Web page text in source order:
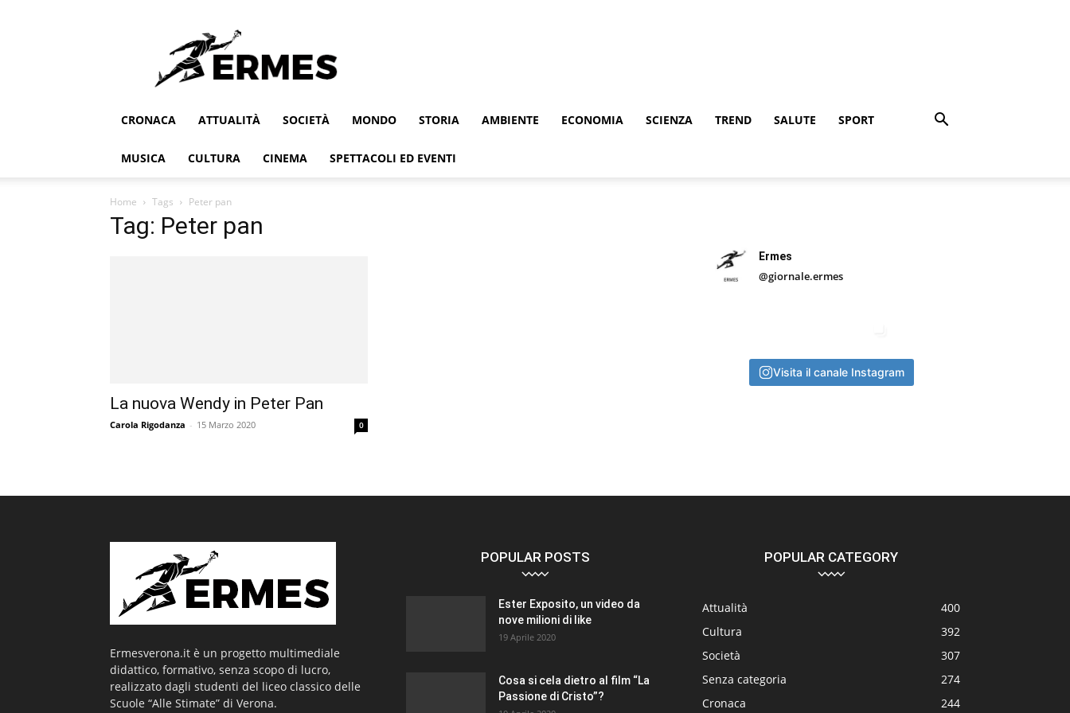
CRONACA ATTUALITÀ SOCIETÀ MONDO STORIA AMBIENTE ECONOMIA SCIENZA TREND SALUTE SPORT
MUSICA CULTURA CINEMA SPETTACOLI ED EVENTI
Home Tags Peter pan
Tag: Peter pan
La nuova Wendy in Peter Pan
Carola Rigodanza - 15 Marzo 2020 0
Ermes
@giornale.ermes
Visita il canale Instagram
Ermesverona.it è un progetto multimediale
didattico, formativo, senza scopo di lucro,
realizzato dagli studenti del liceo classico delle
Scuole “Alle Stimate” di Verona.
POPULAR POSTS
Ester Exposito, un video da
nove milioni di like
19 Aprile 2020
Cosa si cela dietro al film “La
Passione di Cristo”?
POPULAR CATEGORY
Attualità
400
Cultura
392
Società
307
Senza categoria
274
Cronaca
244